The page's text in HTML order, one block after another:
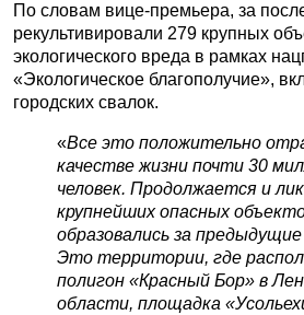
По словам вице-премьера, за
рекультивировали 279 крупных
экологического вреда в рамках
«Экологическое благополучие»,
городских свалок.
«Все это положительно
качестве жизни почти 30
человек. Продолжается и
крупнейших опасных
образовались за
Это территории, где
полигон «Красный Бор» в
области, площадка